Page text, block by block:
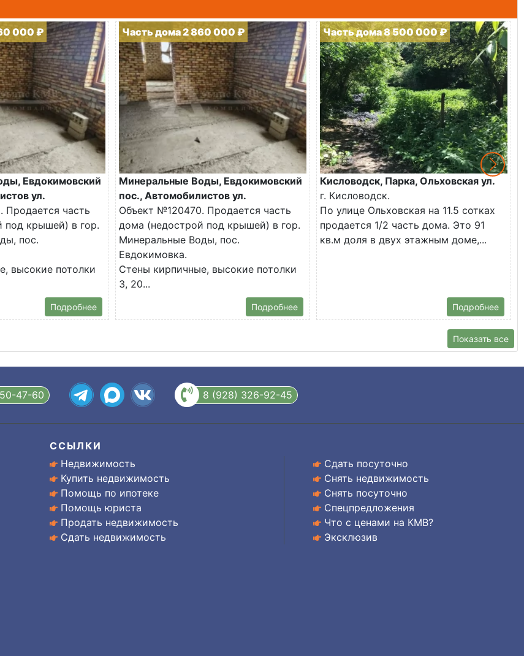
000 ₽
Евдокимовский
ул.
Продается часть
под крышей) в гор.
пос.
высокие потолки
Подробнее
Часть дома 2 860 000 ₽
Минеральные Воды, Евдокимовский
пос., Автомобилистов ул.
Объект №120470. Продается часть
дома (недострой под крышей) в гор.
Минеральные Воды, пос.
Евдокимовка.
Стены кирпичные, высокие потолки
3, 20...
Подробнее
Часть дома 8 500 000 ₽
Кисловодск, Парка, Ольховская ул.
г. Кисловодск.
По улице Ольховская на 11.5 сотках
продается 1/2 часть дома. Это 91
кв.м доля в двух этажным доме,...
Подробнее
Показать все
47-60 8 (928) 326-92-45
ССЫЛКИ
Недвижимость
Купить недвижимость
Помощь по ипотеке
Помощь юриста
Продать недвижимость
Сдать недвижимость
Сдать посуточно
Снять недвижимость
Снять посуточно
Спецпредложения
Что с ценами на КМВ?
Эксклюзив